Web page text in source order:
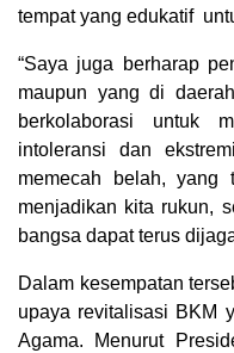
tempat yang edukatif
“Saya juga berharap
maupun yang di
berkolaborasi untuk
intoleransi dan
memecah belah, yang
menjadikan kita rukun,
bangsa dapat terus
Dalam kesempatan
upaya revitalisasi BKM
Agama. Menurut